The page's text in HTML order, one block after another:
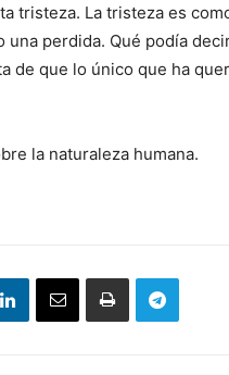
tristeza. La tristeza es
una perdida. Qué podía
de que lo único que ha
la naturaleza humana.